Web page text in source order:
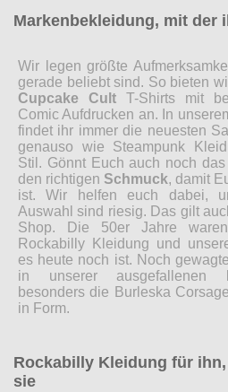
Markenbekleidung, mit der
Wir legen größte
gerade beliebt sind. So bieten
Cupcake Cult T-Shirts mit
Comic Aufdrucken an. In
findet ihr immer die neuesten
genauso wie Steampunk
Stil. Gönnt Euch auch noch
den richtigen Schmuck, damit
ist. Wir helfen euch dabei,
Auswahl sind riesig. Das gilt
Shop. Die 50er Jahre
Rockabilly Kleidung und
es heute noch ist. Noch
in unserer ausgefallenen
besonders die Burleska
in Form.
Rockabilly Kleidung für
sie